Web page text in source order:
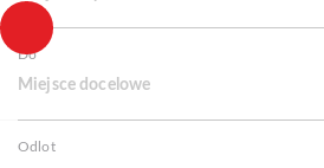
Do
Miejsce docelowe
Odlot